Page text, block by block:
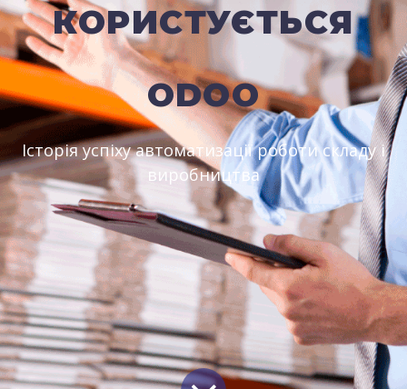
КОРИСТУЄТЬСЯ
ODOO
Історія успіху автоматизації роботи складу і
виробництва